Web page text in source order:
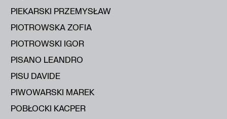
PIEKARSKI PRZEMYSŁAW
PIOTROWSKA ZOFIA
PIOTROWSKI IGOR
PISANO LEANDRO
PISU DAVIDE
PIWOWARSKI MAREK
POBŁOCKI KACPER